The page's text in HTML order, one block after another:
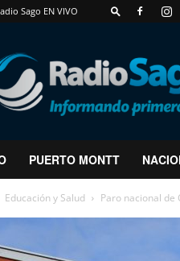
Sago EN VIVO
RadioSago
PUERTO MONTT
Educación y Salud Paro nacional de